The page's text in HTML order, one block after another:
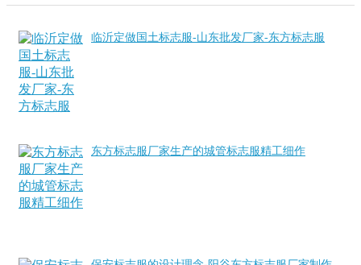
临沂定做国土标志服-山东批发厂家-东方标志服
东方标志服厂家生产的城管标志服精工细作